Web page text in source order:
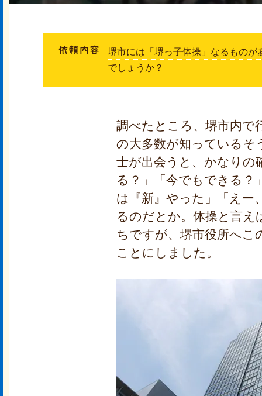
堺市には「堺っ子体操」なるもの
でしょうか？
調べたところ、堺市内で
の大多数が知っているそ
士が出会うと、かなりの
る？」「今でもできる？
は『新』やった」「えー
るのだとか。体操と言え
ちですが、堺市役所へこ
ことにしました。